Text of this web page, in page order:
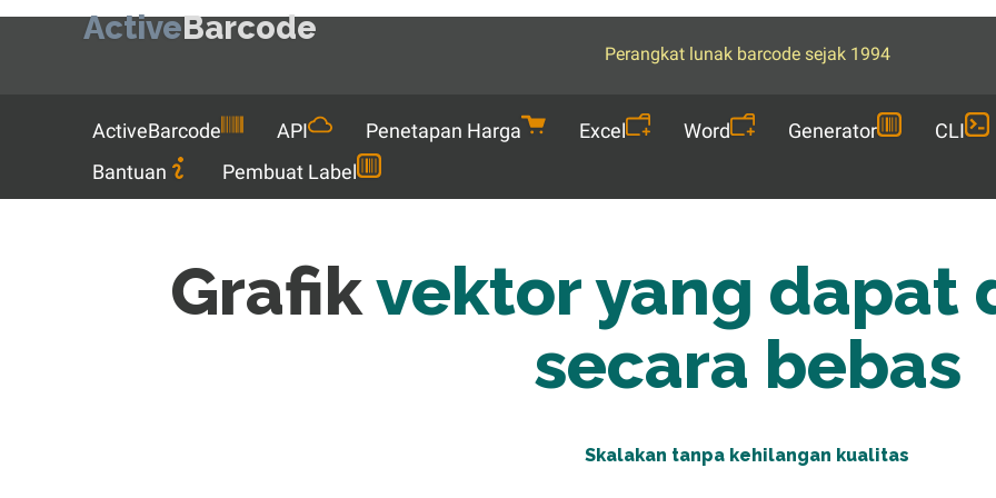
ActiveBarcode
Perangkat lunak barcode sejak 1994
ActiveBarcode API Penetapan Harga Excel Word Generator CLI
Bantuan
Pembuat Label
Grafikvektor yang dapat
secara bebas
Skalakan tanpa kehilangan kualitas